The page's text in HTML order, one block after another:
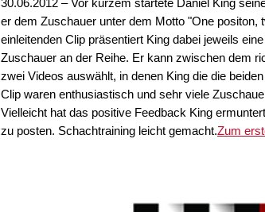
er dem Zuschauer unter dem Motto "One
einleitenden Clip präsentiert King dabei jeweils
Zuschauer an der Reihe. Er kann zwischen dem
zwei Videos auswählt, in denen King die die
Clip waren enthusiastisch und sehr viele
Vielleicht hat das positive Feedback King
zu posten. Schachtraining leicht gemacht.Zum